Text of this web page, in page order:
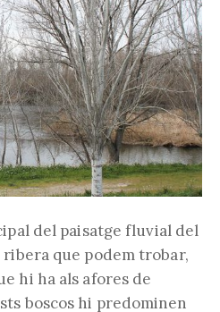
del paisatge fluvial del
ribera que podem trobar,
hi ha als afores de
boscos hi predominen